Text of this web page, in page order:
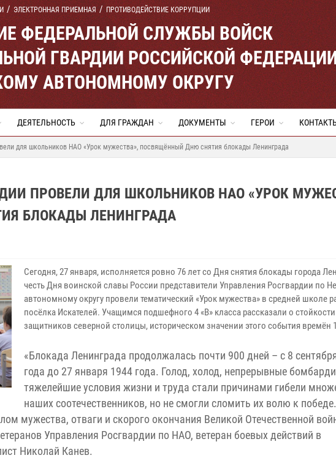
ЭЛЕКТРОННАЯ ПРИЕМНАЯ ПРОТИВОДЕЙСТВИЕ КОРРУПЦИИ
ФЕДЕРАЛЬНОЙ СЛУЖБЫ ВОЙСК
ГВАРДИИ РОССИЙСКОЙ
АВТОНОМНОМУ ОКРУГУ
ДЕЯТЕЛЬНОСТЬ ДЛЯ ГРАЖДАН ДОКУМЕНТЫ ГЕРОИ
для школьников НАО «Урок мужества», посвящённый Дню снятия блокады Ленинграда
ПРОВЕЛИ ДЛЯ ШКОЛЬНИКОВ НАО «УРОК
БЛОКАДЫ ЛЕНИНГРАДА
Сегодня, 27 января, исполняется ровно 76 лет со Дня снятия блокады города
честь Дня воинской славы России представители Управления Росгвардии по
автономному округу провели тематический «Урок мужества» в средней школе
посёлка Искателей. Учащимся подшефного 4 «В» класса рассказали о
защитников северной столицы, историческом значении этого события времён
«Блокада Ленинграда продолжалась почти 900 дней – с 8
года до 27 января 1944 года. Голод, холод, непрерывные
тяжелейшие условия жизни и труда стали причинами гибели
наших соотечественников, но не смогли сломить их волю к
мужества, отваги и скорого окончания Великой Отечественной
Управления Росгвардии по НАО, ветеран боевых действий в
Николай Канев.